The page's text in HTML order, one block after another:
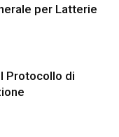
per Latterie
Protocollo di